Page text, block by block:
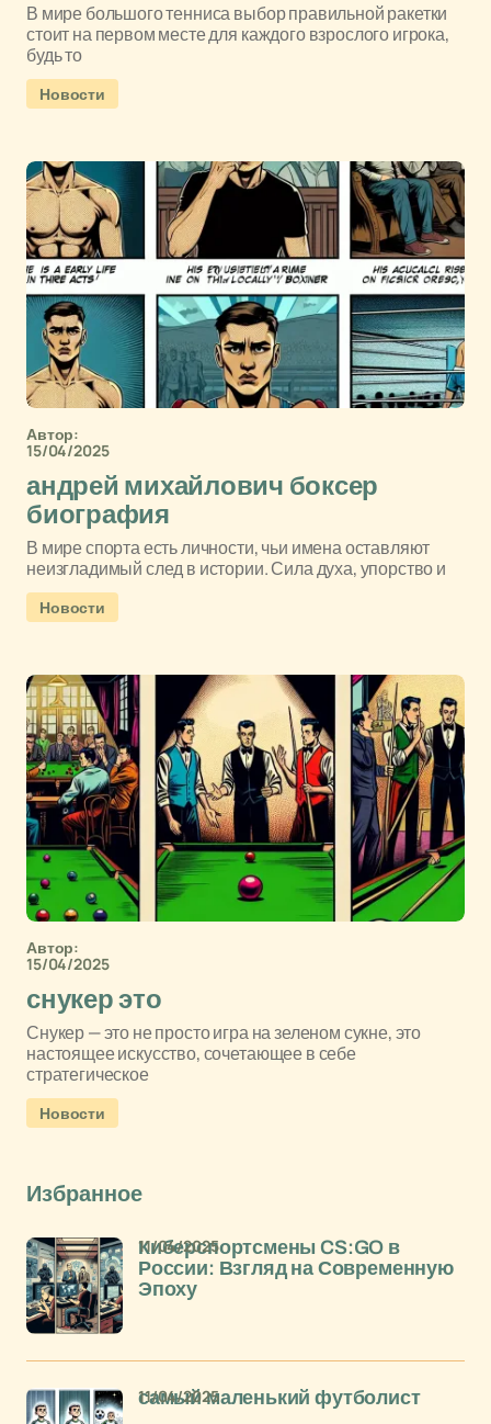
В мире большого тенниса выбор правильной ракетки
стоит на первом месте для каждого взрослого игрока,
будь то
Новости
Автор:
15/04/2025
андрей михайлович боксер
биография
В мире спорта есть личности, чьи имена оставляют
неизгладимый след в истории. Сила духа, упорство и
Новости
Автор:
15/04/2025
снукер это
Снукер — это не просто игра на зеленом сукне, это
настоящее искусство, сочетающее в себе
стратегическое
Новости
Избранное
Киберспортсмены CS:GO в
России: Взгляд на Современную
Эпоху
11/04/2025
самый маленький футболист
11/04/2025